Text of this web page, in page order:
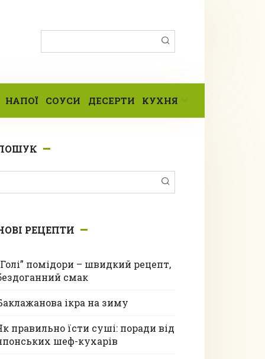
НАПОЇ СОУСИ ДЕСЕРТИ КУХНЯ
РЕЦЕПТИ
помідори – швидкий рецепт,
смак
ікра на зиму
правильно їсти суші: поради від
шеф-кухарів